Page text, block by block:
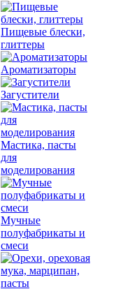
Пищевые блески,
глиттеры
Ароматизаторы
Загустители
Мастика, пасты
для
моделирования
Мучные
полуфабрикаты и
смеси